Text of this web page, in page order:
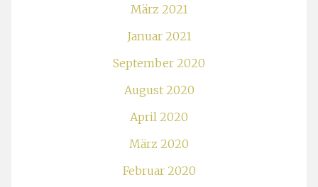
März 2021
Januar 2021
September 2020
August 2020
April 2020
März 2020
Februar 2020